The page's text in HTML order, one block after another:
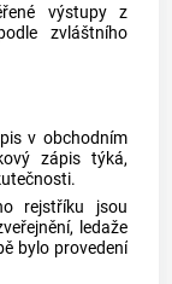
výstupy z
zvláštního
v obchodním
zápis týká,
rejstříku jsou
ledaže
bylo provedení